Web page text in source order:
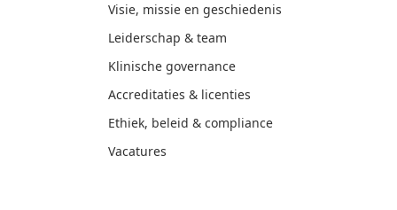
Visie, missie en geschiedenis
Leiderschap & team
Klinische governance
Accreditaties & licenties
Ethiek, beleid & compliance
Vacatures